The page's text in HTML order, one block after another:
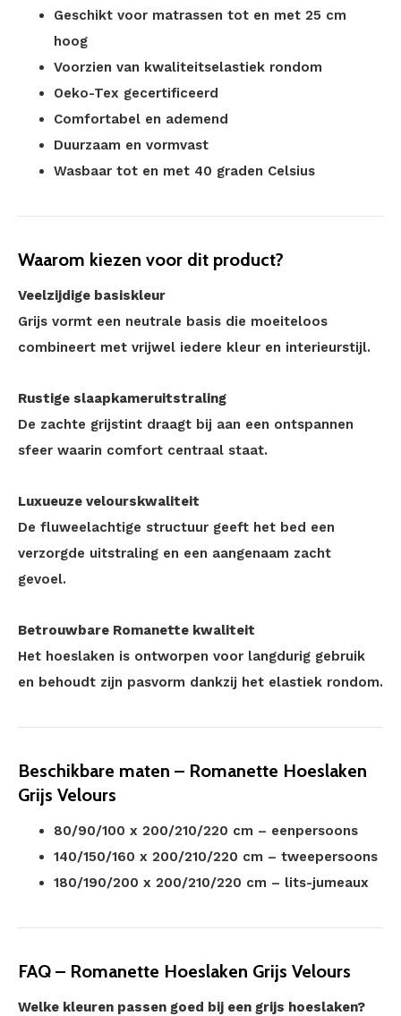
Geschikt voor matrassen tot en met 25 cm
hoog
Voorzien van kwaliteitselastiek rondom
Oeko-Tex gecertificeerd
Comfortabel en ademend
Duurzaam en vormvast
Wasbaar tot en met 40 graden Celsius
Waarom kiezen voor dit product?
Veelzijdige basiskleur
Grijs vormt een neutrale basis die moeiteloos
combineert met vrijwel iedere kleur en interieurstijl.
Rustige slaapkameruitstraling
De zachte grijstint draagt bij aan een ontspannen
sfeer waarin comfort centraal staat.
Luxueuze velourskwaliteit
De fluweelachtige structuur geeft het bed een
verzorgde uitstraling en een aangenaam zacht
gevoel.
Betrouwbare Romanette kwaliteit
Het hoeslaken is ontworpen voor langdurig gebruik
en behoudt zijn pasvorm dankzij het elastiek rondom.
Beschikbare maten – Romanette Hoeslaken
Grijs Velours
80/90/100 x 200/210/220 cm – eenpersoons
140/150/160 x 200/210/220 cm – tweepersoons
180/190/200 x 200/210/220 cm – lits-jumeaux
FAQ – Romanette Hoeslaken Grijs Velours
Welke kleuren passen goed bij een grijs hoeslaken?